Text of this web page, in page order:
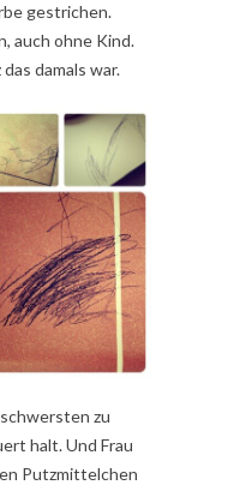
gestrichen.
auch ohne Kind.
damals war.
zu
halt. Und Frau
Putzmittelchen